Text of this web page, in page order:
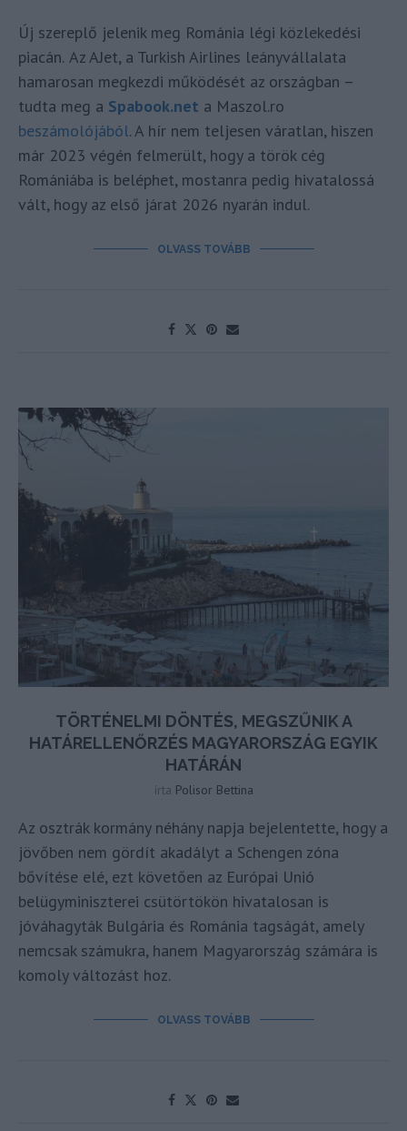
Új szereplő jelenik meg Románia légi közlekedési
piacán. Az AJet, a Turkish Airlines leányvállalata
hamarosan megkezdi működését az országban –
tudta meg a Spabook.net a Maszol.ro
beszámolójából. A hír nem teljesen váratlan, hiszen
már 2023 végén felmerült, hogy a török cég
Romániába is beléphet, mostanra pedig hivatalossá
vált, hogy az első járat 2026 nyarán indul.
OLVASS TOVÁBB
TÖRTÉNELMI DÖNTÉS, MEGSZŰNIK A
HATÁRELLENŐRZÉS MAGYARORSZÁG EGYIK
HATÁRÁN
írta Polisor Bettina
Az osztrák kormány néhány napja bejelentette, hogy a
jövőben nem gördít akadályt a Schengen zóna
bővítése elé, ezt követően az Európai Unió
belügyminiszterei csütörtökön hivatalosan is
jóváhagyták Bulgária és Románia tagságát, amely
nemcsak számukra, hanem Magyarország számára is
komoly változást hoz.
OLVASS TOVÁBB